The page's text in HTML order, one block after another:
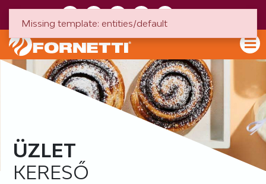
ÜZLET
KERESŐ
Missing template: entities/default